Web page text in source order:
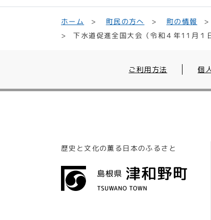
ホーム 町民の方へ 町の情報
下水道促進全国大会（令和４年11月１
ご利用方法 個
歴史と文化の薫る日本のふるさと